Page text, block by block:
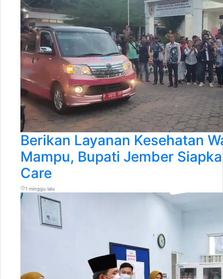
Berikan Layanan Kesehatan
Mampu, Bupati Jember
Care
1 minggu lalu